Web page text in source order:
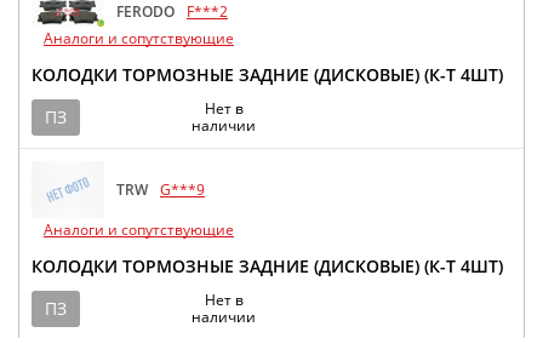
FERODO
F***2
Аналоги и сопутствующие
КОЛОДКИ ТОРМОЗНЫЕ ЗАДНИЕ (ДИСКОВЫЕ) (К-Т 4ШТ)
ПЗ
Нет в
наличии
TRW G***9
Аналоги и сопутствующие
КОЛОДКИ ТОРМОЗНЫЕ ЗАДНИЕ (ДИСКОВЫЕ) (К-Т 4ШТ)
ПЗ
Нет в
наличии